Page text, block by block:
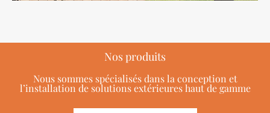
Nos produits
Nous sommes spécialisés dans la conception et
l’installation de solutions extérieures haut de gamme